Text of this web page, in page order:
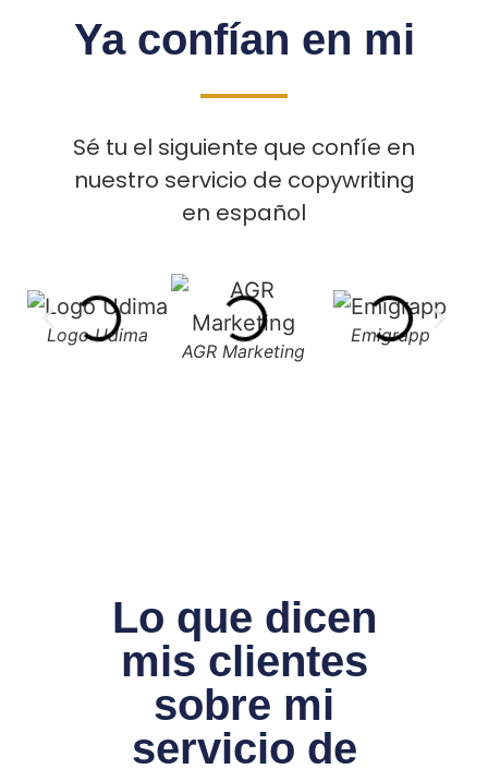
Ya confían en mi
Sé tu el siguiente que confíe en
nuestro servicio de copywriting
en español
Logo Udima
AGR Marketing
Emigrapp
Lo que dicen
mis clientes
sobre mi
servicio de